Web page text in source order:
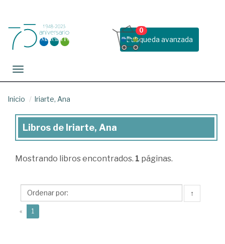
Busqueda avanzada
0
Toggle navigation
Inicio Iriarte, Ana
Libros
Iriarte,
Libros de Iriarte, Ana
Mostrando libros encontrados. 1 páginas.
↑
« 1